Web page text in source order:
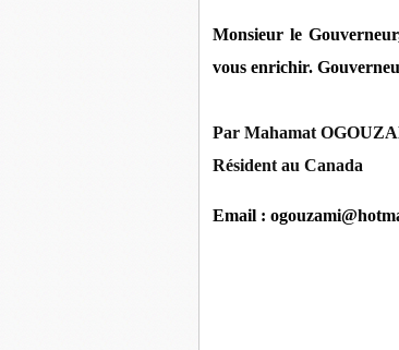
Monsieur le
vous enrichir.
Par Mahamat
Résident au Canada
Email :